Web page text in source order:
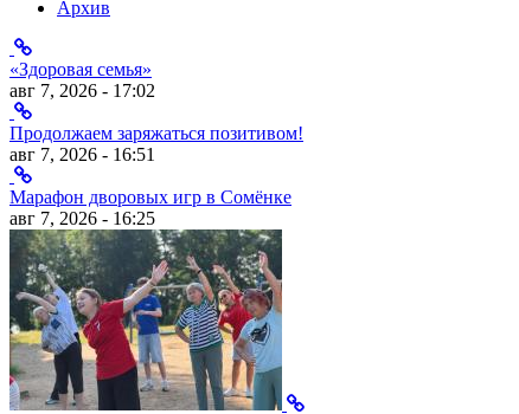
Архив
«Здоровая семья»
авг 7, 2026 - 17:02
Продолжаем заряжаться позитивом!
авг 7, 2026 - 16:51
Марафон дворовых игр в Сомёнке
авг 7, 2026 - 16:25